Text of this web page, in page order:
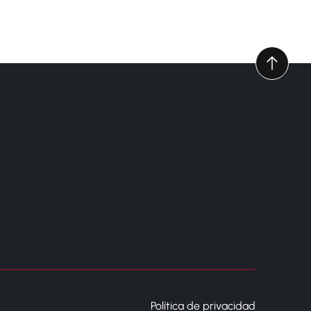
Política de privacidad